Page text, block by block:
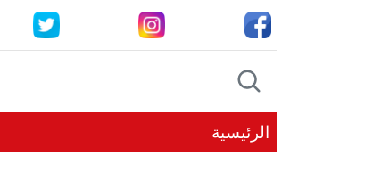
الرئيسية